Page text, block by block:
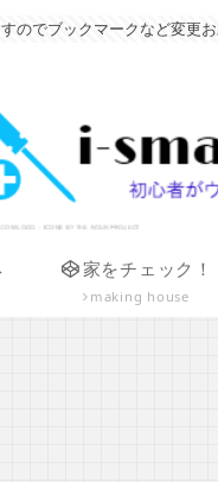
のでブックマークなど変
家をチェック！
making house